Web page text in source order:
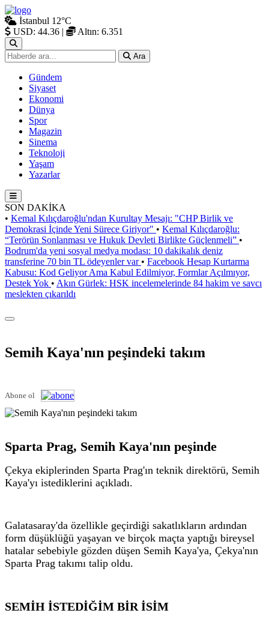
İstanbul 12°C
USD: 44.36 | Altın: 6.351
Ara
Gündem
Siyaset
Ekonomi
Dünya
Spor
Magazin
Sinema
Teknoloji
Yaşam
Yazarlar
SON DAKİKA
• Kemal Kılıçdaroğlu'ndan Kurultay Mesajı: "CHP Birlik ve
Demokrasi İçinde Yeni Sürece Giriyor" • Kemal Kılıçdaroğlu:
“Terörün Sonlanması ve Hukuk Devleti Birlikte Güçlenmeli” •
Bodrum'da yeni sosyal medya modası: 10 dakikalık deniz
transferine 70 bin TL ödeyenler var • Facebook Hesap Kurtarma
Kabusu: Kod Geliyor Ama Kabul Edilmiyor, Formlar Açılmıyor,
Destek Yok • Akın Gürlek: HSK incelemelerinde 84 hakim ve savcı
meslekten çıkarıldı
Semih Kaya'nın peşindeki takım
Abone ol
Sparta Prag, Semih Kaya'nın peşinde
Çekya ekiplerinden Sparta Prag'ın teknik direktörü, Semih
Kaya'yı istediklerini açıkladı.
Galatasaray'da özellikle geçirdiği sakatlıkların ardından
form düşüklüğü yaşayan ve birçok maçta yaptığı bireysel
hatalar sebebiyle gözden düşen Semih Kaya'ya, Çekya'nın
Sparta Prag takımı talip oldu.
SEMİH İSTEDİĞİM BİR İSİM